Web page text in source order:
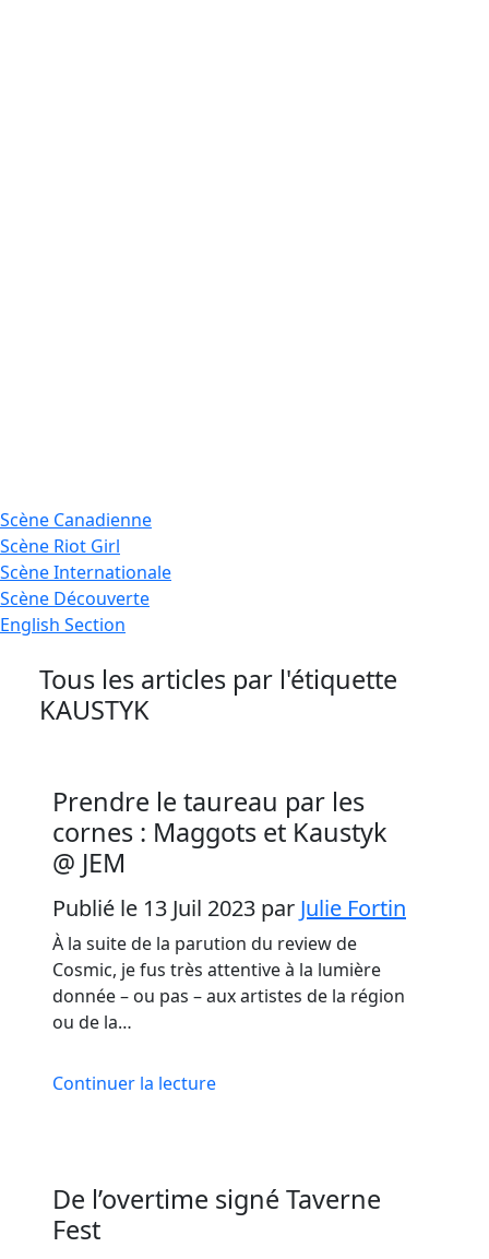
Scène Canadienne
Scène Riot Girl
ScèneInternationale
Scène Découverte
English Section
Tous les articles par l'étiquette
KAUSTYK
Prendre le taureau par les
cornes : Maggots et Kaustyk
@ JEM
Publié le 13 Juil 2023 par Julie Fortin
À la suite de la parution du review de
Cosmic, je fus très attentive à la lumière
donnée – ou pas – aux artistes de la région
ou de la…
Continuer la lecture
De l’overtime signé Taverne
Fest